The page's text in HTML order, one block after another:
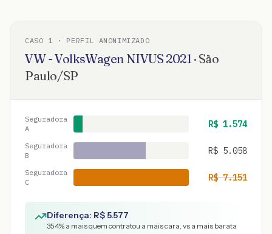
CASO 1 · PERFIL ANONIMIZADO
VW - VolksWagen NIVUS 2021· São
Paulo/SP
Seguradora
A
R$ 1.574
Seguradora
B
R$ 5.058
Seguradora
C
R$7.151
Diferença: R$5.577
354% a mais quem contratou a mais cara, vs a mais barata